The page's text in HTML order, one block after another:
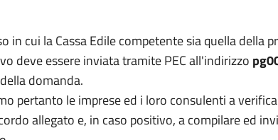
in cui la Cassa Edile competente sia quella della
deve essere inviata tramite PEC all'indirizzo
domanda.
pertanto le imprese ed i loro consulenti a
allegato e, in caso positivo, a compilare ed